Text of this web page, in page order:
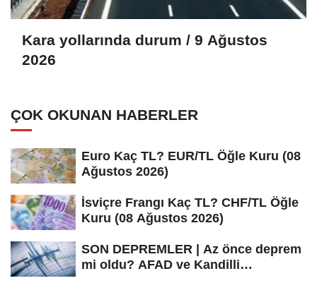
Kara yollarında durum / 9 Ağustos
2026
ÇOK OKUNAN HABERLER
Euro Kaç TL? EUR/TL Öğle Kuru (08
Ağustos 2026)
İsviçre Frangı Kaç TL? CHF/TL Öğle
Kuru (08 Ağustos 2026)
SON DEPREMLER | Az önce deprem
mi oldu? AFAD ve Kandilli